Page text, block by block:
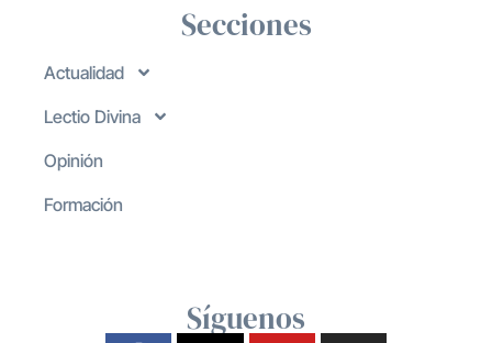
Secciones
Actualidad
Lectio Divina
Opinión
Formación
Síguenos